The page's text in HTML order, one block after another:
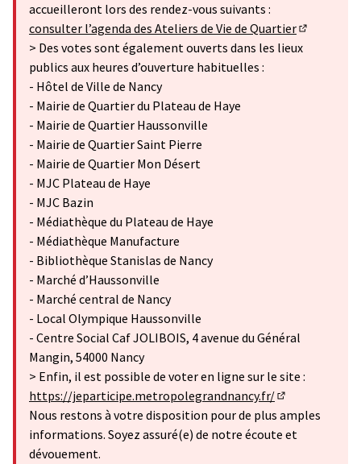
accueilleront lors des rendez-vous suivants :
consulter l’agenda des Ateliers de Vie de Quartier
(Lien
> Des votes sont également ouverts dans les lieux
publics aux heures d’ouverture habituelles :
- Hôtel de Ville de Nancy
- Mairie de Quartier du Plateau de Haye
- Mairie de Quartier Haussonville
- Mairie de Quartier Saint Pierre
- Mairie de Quartier Mon Désert
- MJC Plateau de Haye
- MJC Bazin
- Médiathèque du Plateau de Haye
- Médiathèque Manufacture
- Bibliothèque Stanislas de Nancy
- Marché d’Haussonville
- Marché central de Nancy
- Local Olympique Haussonville
- Centre Social Caf JOLIBOIS, 4 avenue du Général
Mangin, 54000 Nancy
> Enfin, il est possible de voter en ligne sur le site :
https://jeparticipe.metropolegrandnancy.fr/
(S'ouvre dans
Nous restons à votre disposition pour de plus amples
informations. Soyez assuré(e) de notre écoute et
dévouement.